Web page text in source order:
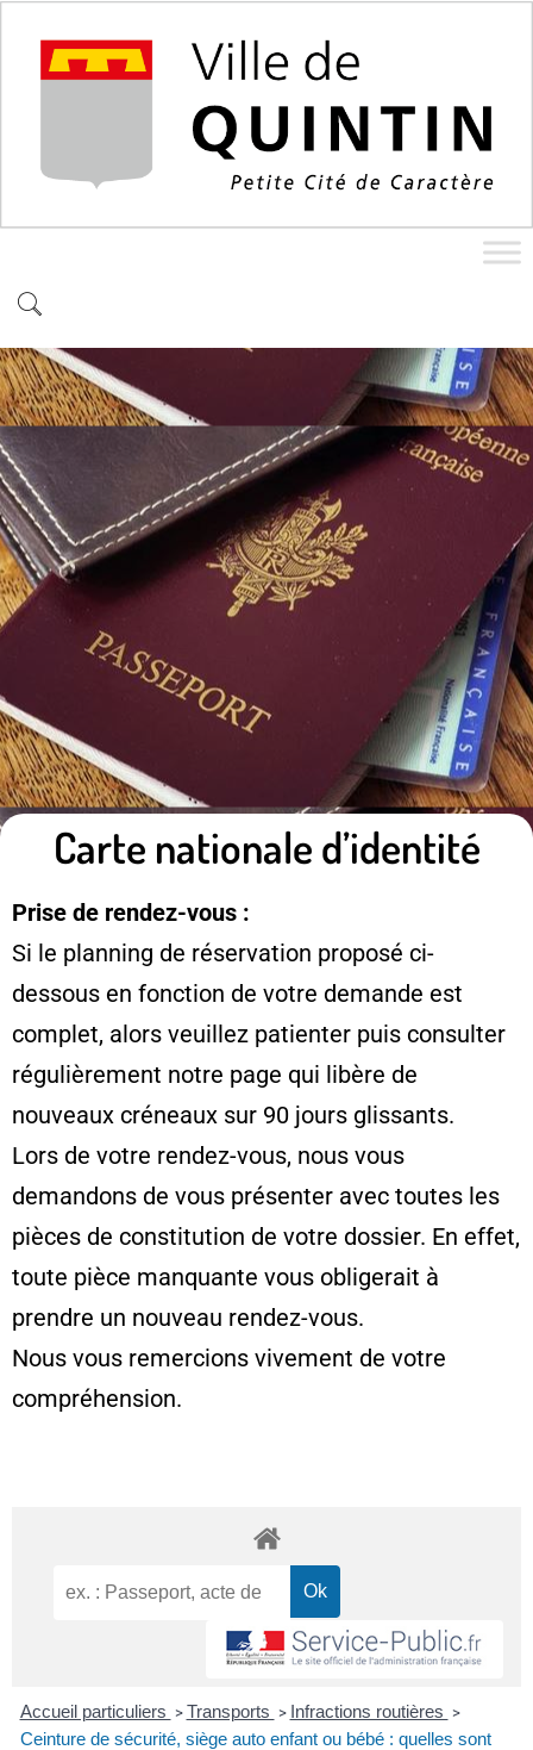
Carte nationale d’identité
Prise de rendez-vous :
Si le planning de réservation proposé ci-
dessous en fonction de votre demande est
complet, alors veuillez patienter puis consulter
régulièrement notre page qui libère de
nouveaux créneaux sur 90 jours glissants.
Lors de votre rendez-vous, nous vous
demandons de vous présenter avec toutes les
pièces de constitution de votre dossier. En effet,
toute pièce manquante vous obligerait à
prendre un nouveau rendez-vous.
Nous vous remercions vivement de votre
compréhension.
Accueil particuliers > Transports > Infractions routières >
Ceinture de sécurité, siège auto enfant ou bébé : quelles sont